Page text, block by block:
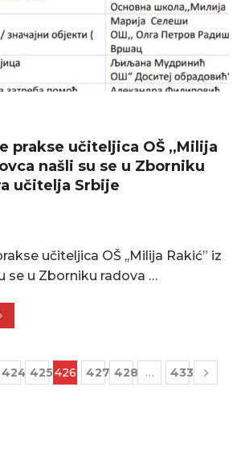
prakse učiteljica OŠ ,,Milija
našli su se u Zborniku
učitelja Srbije
učiteljica OŠ ,,Milija Rakić” iz
se u Zborniku radova …
424 425426 427 428 … 433